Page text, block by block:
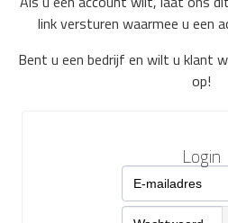
link versturen waarmee u een
Bent u een bedrijf en wilt u klant
op!
Login